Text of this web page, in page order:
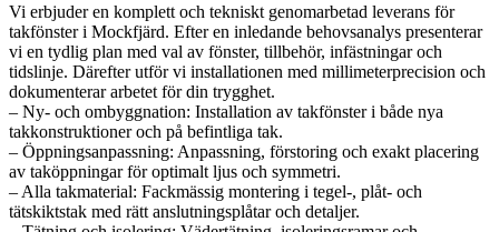
Vi erbjuder en komplett och tekniskt genomarbetad leverans för
takfönster i Mockfjärd. Efter en inledande behovsanalys presenterar
vi en tydlig plan med val av fönster, tillbehör, infästningar och
tidslinje. Därefter utför vi installationen med millimeterprecision och
dokumenterar arbetet för din trygghet.
– Ny- och ombyggnation: Installation av takfönster i både nya
takkonstruktioner och på befintliga tak.
– Öppningsanpassning: Anpassning, förstoring och exakt placering
av taköppningar för optimalt ljus och symmetri.
– Alla takmaterial: Fackmässig montering i tegel-, plåt- och
tätskiktstak med rätt anslutningsplåtar och detaljer.